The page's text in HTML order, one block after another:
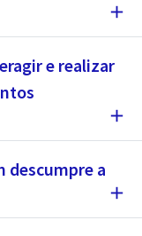
add
e realizar
add
descumpre a
add